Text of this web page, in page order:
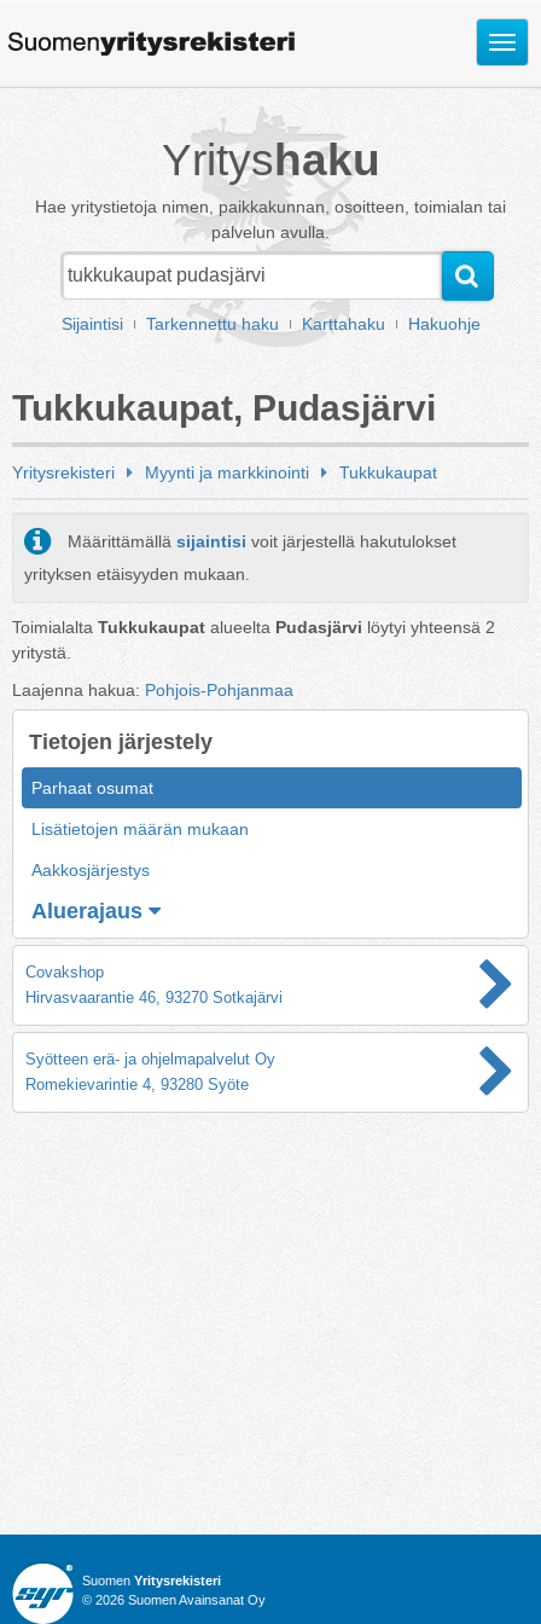
Avaa
Yrityshaku
Hae yritystietoja nimen, paikkakunnan, osoitteen, toimialan tai
palvelun avulla.
Sijaintisi Tarkennettu haku Karttahaku Hakuohje
Tukkukaupat, Pudasjärvi
Yritysrekisteri Myynti ja markkinointi Tukkukaupat
Määrittämällä sijaintisi voit järjestellä hakutulokset
yrityksen etäisyyden mukaan.
Toimialalta Tukkukaupat alueelta Pudasjärvi löytyi yhteensä 2
yritystä.
Laajenna hakua: Pohjois-Pohjanmaa
Tietojen järjestely
Parhaat osumat
Lisätietojen määrän mukaan
Aakkosjärjestys
Aluerajaus
Covakshop
Hirvasvaarantie 46, 93270 Sotkajärvi
Syötteen erä- ja ohjelmapalvelut Oy
Romekievarintie 4, 93280 Syöte
Suomen Yritysrekisteri
© 2026 Suomen Avainsanat Oy